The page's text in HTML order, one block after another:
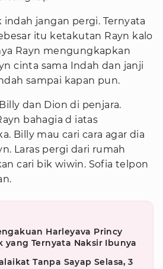
indah jangan pergi. Ternyata
itu ketakutan Rayn kalo
Rayn mengungkapkan
cinta sama Indah dan janji
sampai kapan pun.
dan Dion di penjara.
bahagia d iatas
Billy mau cari cara agar dia
Laras pergi dari rumah
cari bik wiwin. Sofia telpon
Harleyava Princy
yang Ternyata Naksir Ibunya
Tanpa Sayap Selasa, 3